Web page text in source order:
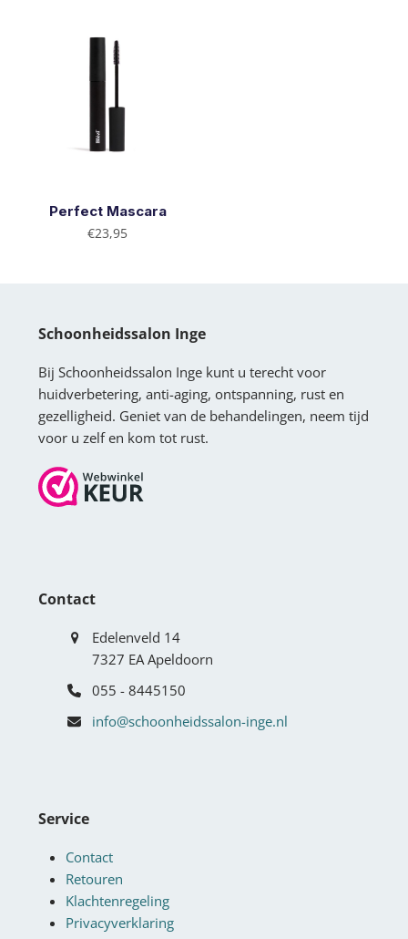
Perfect Mascara
€23,95
Schoonheidssalon Inge
Bij Schoonheidssalon Inge kunt u terecht voor
huidverbetering, anti-aging, ontspanning, rust en
gezelligheid. Geniet van de behandelingen, neem tijd
voor u zelf en kom tot rust.
Contact
Edelenveld 14
7327 EA Apeldoorn
055 - 8445150
info@schoonheidssalon-inge.nl
Service
Contact
Retouren
Klachtenregeling
Privacyverklaring